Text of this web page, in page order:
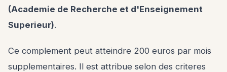
(Academie de Recherche et d'Enseignement
Superieur).
Ce complement peut atteindre 200 euros par mois
supplementaires. Il est attribue selon des criteres